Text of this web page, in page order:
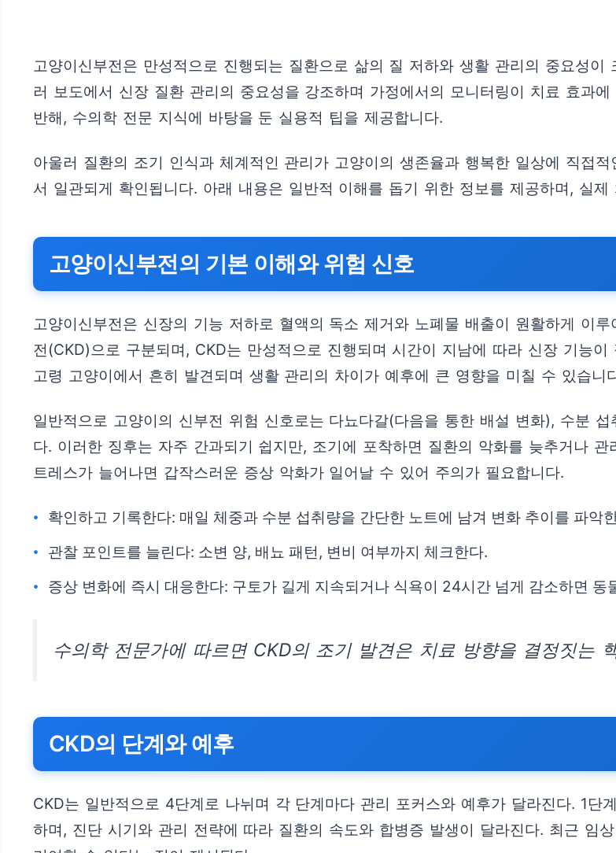
고양이신부전은 만성적으로 진행되는 질환으로 삶의 질 저하와 생활 관리의 중요성
러 보도에서 신장 질환 관리의 중요성을 강조하며 가정에서의 모니터링이 치료 효과
반해, 수의학 전문 지식에 바탕을 둔 실용적 팁을 제공합니다.
아울러 질환의 조기 인식과 체계적인 관리가 고양이의 생존율과 행복한 일상에 직접
서 일관되게 확인됩니다. 아래 내용은 일반적 이해를 돕기 위한 정보를 제공하며, 실
고양이신부전의 기본 이해와 위험 신호
고양이신부전은 신장의 기능 저하로 혈액의 독소 제거와 노폐물 배출이 원활하게 이
전(CKD)으로 구분되며, CKD는 만성적으로 진행되며 시간이 지남에 따라 신장 기능
고령 고양이에서 흔히 발견되며 생활 관리의 차이가 예후에 큰 영향을 미칠 수 있습니
일반적으로 고양이의 신부전 위험 신호로는 다뇨다갈(다음을 통한 배설 변화), 수분
다. 이러한 징후는 자주 간과되기 쉽지만, 조기에 포착하면 질환의 악화를 늦추거나
트레스가 늘어나면 갑작스러운 증상 악화가 일어날 수 있어 주의가 필요합니다.
확인하고 기록한다: 매일 체중과 수분 섭취량을 간단한 노트에 남겨 변화 추이를 파악
관찰 포인트를 늘린다: 소변 양, 배뇨 패턴, 변비 여부까지 체크한다.
증상 변화에 즉시 대응한다: 구토가 길게 지속되거나 식욕이 24시간 넘게 감소하면 동
수의학 전문가에 따르면 CKD의 조기 발견은 치료 방향을 결정짓는
CKD의 단계와 예후
CKD는 일반적으로 4단계로 나뉘며 각 단계마다 관리 포커스와 예후가 달라진다. 1
하며, 진단 시기와 관리 전략에 따라 질환의 속도와 합병증 발생이 달라진다. 최근 임